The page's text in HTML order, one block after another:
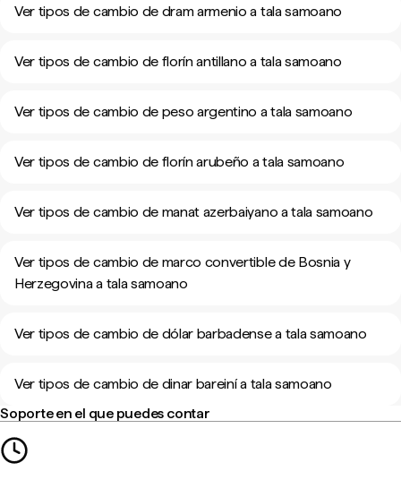
Ver tipos de cambio de dram armenio a tala samoano
Ver tipos de cambio de florín antillano a tala samoano
Ver tipos de cambio de peso argentino a tala samoano
Ver tipos de cambio de florín arubeño a tala samoano
Ver tipos de cambio de manat azerbaiyano a tala samoano
Ver tipos de cambio de marco convertible de Bosnia y
Herzegovina a tala samoano
Ver tipos de cambio de dólar barbadense a tala samoano
Ver tipos de cambio de dinar bareiní a tala samoano
Soporte en el que puedes contar